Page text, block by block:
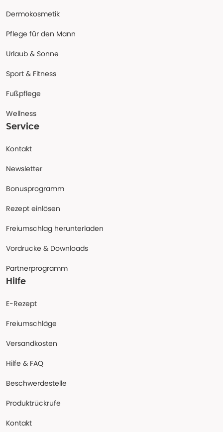
Dermokosmetik
Pflege für den Mann
Urlaub & Sonne
Sport & Fitness
Fußpflege
Wellness
Service
Kontakt
Newsletter
Bonusprogramm
Rezept einlösen
Freiumschlag herunterladen
Vordrucke & Downloads
Partnerprogramm
Hilfe
E-Rezept
Freiumschläge
Versandkosten
Hilfe & FAQ
Beschwerdestelle
Produktrückrufe
Kontakt